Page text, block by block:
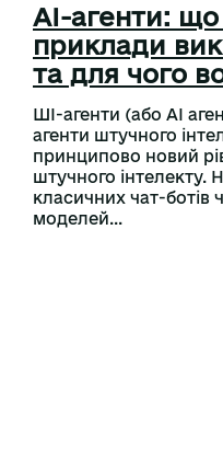
AI-агенти:
приклади
та для чого
ШІ-агенти (або AI
агенти штучного
принципово новий
штучного інтелекту.
класичних чат-ботів
моделей...